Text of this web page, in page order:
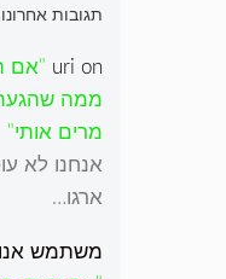
תגובות
uri on
"אם
ממה
מרים אותי"
אנחנו לא
ארגו…
משתמש